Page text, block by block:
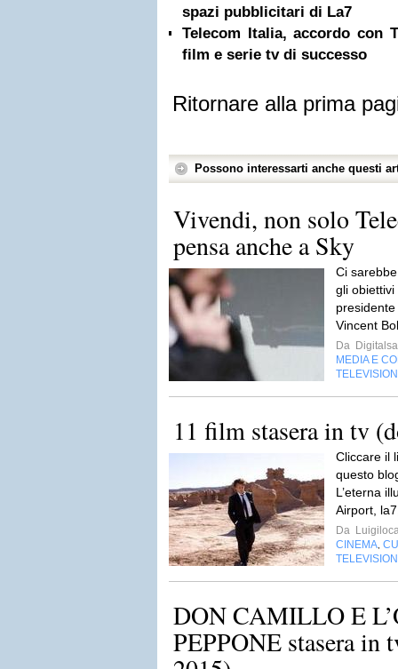
spazi pubblicitari di La7
Telecom Italia, accordo con
film e serie tv di successo
Ritornare alla prima
Possono interessarti anche questi
Vivendi, non solo
pensa anche a Sky
Ci
gli
Vincent
Da
MEDIA E
11 film stasera in tv
Cliccare il
questo
L’eterna
Airport,
Da
CINEMA
DON CAMILLO E
PEPPONE stasera in